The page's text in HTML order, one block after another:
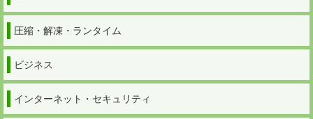
圧縮・解凍・ランタイム
ビジネス
インターネット・セキュリティ